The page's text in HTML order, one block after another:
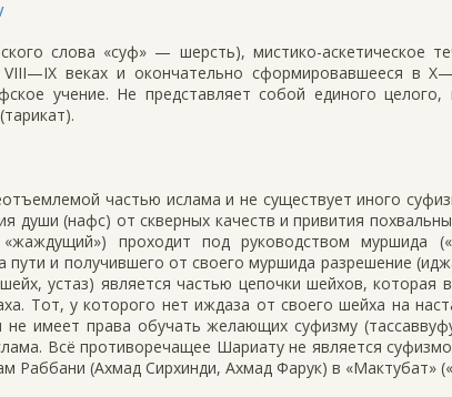
слова «суф» — шерсть), мистико-аскетическое
веках и окончательно сформировавшееся в
учение. Не представляет собой единого целого,
частью ислама и не существует иного
души (нафс) от скверных качеств и привития
проходит под руководством муршида
и получившего от своего муршида разрешение
устаз) является частью цепочки шейхов, которая
Тот, у которого нет иждаза от своего шейха на
имеет права обучать желающих суфизму
Всё противоречащее Шариату не является
Раббани (Ахмад Сирхинди, Ахмад Фарук) в «Мактубат»